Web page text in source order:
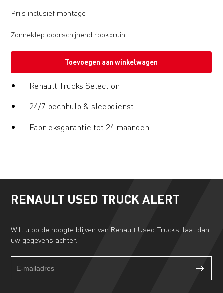
Prijs inclusief montage
Zonneklep doorschijnend rookbruin
Toevoegen aan winkelwagen
Renault Trucks Selection
24/7 pechhulp & sleepdienst
Fabrieksgarantie tot 24 maanden
RENAULT USED TRUCK ALERT
Wilt u op de hoogte blijven van Renault Used Trucks, laat dan
uw gegevens achter.
footer